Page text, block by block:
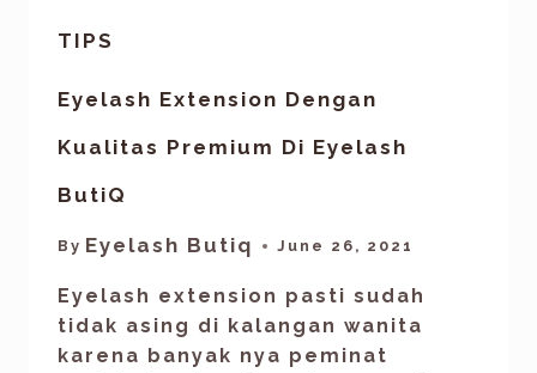
TIPS
Eyelash Extension Dengan
Kualitas Premium Di Eyelash
ButiQ
By Eyelash Butiq June 26, 2021
Eyelash extension pasti sudah
tidak asing di kalangan wanita
karena banyak nya peminat